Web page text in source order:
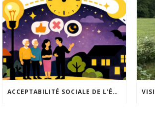
ACCEPTABILITÉ SOCIALE DE L’ÉCLAIRAGE NOCTURNE : LE REPLAY EST DISPONIBLE